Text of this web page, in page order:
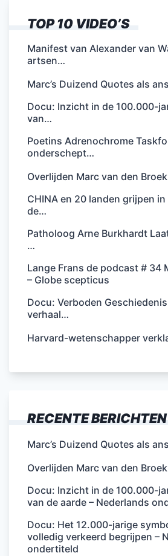
TOP 10 VIDEO’S
Manifest van Alexander van
artsen…
Marc’s Duizend Quotes als
Docu: Inzicht in de 100.000-
van…
Poetins Adrenochrome
onderschept…
Overlijden Marc van den Broek
CHINA en 20 landen grijpen
de…
Patholoog Arne Burkhardt
…
Lange Frans de podcast # 34
– Globe scepticus
Docu: Verboden
verhaal…
Harvard-wetenschapper
RECENTE BERICHTEN
Marc’s Duizend Quotes als
Overlijden Marc van den Broek
Docu: Inzicht in de 100.000-
van de aarde – Nederlands
Docu: Het 12.000-jarige
volledig verkeerd begrijpen –
ondertiteld